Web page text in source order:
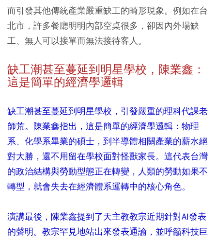
而引發其他傳統產業嚴重缺工的畸形現象。例如在台
北市，許多餐廳明明內部空桌很多，卻因內外場缺
工、無人可以接單而無法接待客人。
缺工潮甚至蔓延到明星學校，陳業鑫：
這是簡單的經濟學邏輯
缺工潮甚至蔓延到明星學校，引發嚴重的理科代課老
師荒。陳業鑫指出，這是簡單的經濟學邏輯：物理
系、化學系畢業的碩士，到半導體相關產業的薪水絕
對大勝，還不用留在學校面對怪獸家長。這代表台灣
的政治結構與勞動型態正在轉變，人類的勞動如果不
轉型，就會失去在經濟體系運轉中的核心角色。
演講最後，陳業鑫提到了天主教教宗近期針對AI發表
的聲明。教宗罕見地站出來發表通諭，並呼籲科技巨